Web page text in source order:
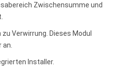
Zwischensumme und
Verwirrung. Dieses Modul
Installer.